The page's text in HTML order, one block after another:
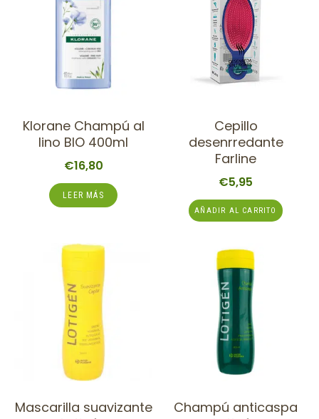
Klorane Champú al
lino BIO 400ml
€16,80
LEER MÁS
Cepillo
desenrredante
Farline
€5,95
AÑADIR AL CARRITO
Mascarilla suavizante
Champú anticaspa